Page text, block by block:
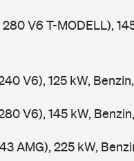
V6 T-MODELL),
V6), 125 kW,
V6), 145 kW,
AMG), 225 kW,